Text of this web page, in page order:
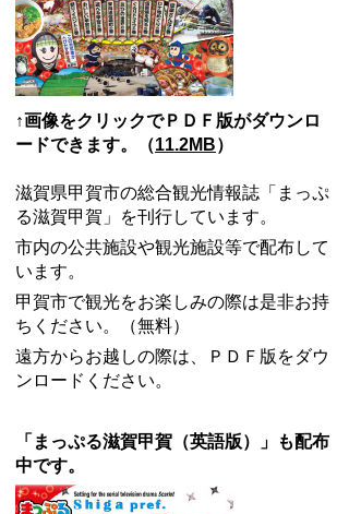
↑画像をクリックでＰＤＦ版がダウンロ
ードできます。（11.2MB）
滋賀県甲賀市の総合観光情報誌「まっぷ
る滋賀甲賀」を刊行しています。
市内の公共施設や観光施設等で配布して
います。
甲賀市で観光をお楽しみの際は是非お持
ちください。（無料）
遠方からお越しの際は、ＰＤＦ版をダウ
ンロードください。
「まっぷる滋賀甲賀（英語版）」も配布
中です。